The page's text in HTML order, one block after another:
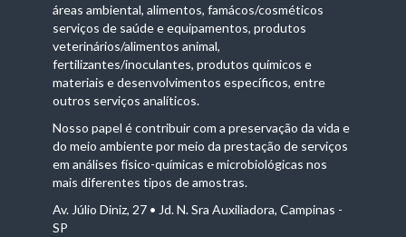
áreas ambiental, alimentos, famácos/cosméticos
serviços de saúde e equipamentos, produtos
veterinários/alimentos animal,
fertilizantes/inoculantes, produtos químicos e
materiais e desenvolvimentos específicos, entre
outros serviços analíticos.
Nosso papel é contribuir com a preservação da vida e
do meio ambiente por meio da prestação de serviços
em análises físico-químicas e microbiológicas nos
mais diferentes tipos de amostras.
Av. Júlio Diniz, 27 • Jd. N. Sra Auxiliadora, Campinas -
SP